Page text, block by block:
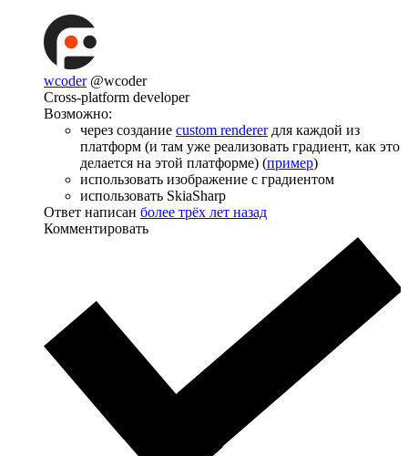
wcoder @wcoder
Cross-platform developer
Возможно:
через создание custom rendererдля каждой из
платформ (и там уже реализовать градиент, как это
делается на этой платформе) (пример)
использовать изображение с градиентом
использовать SkiaSharp
Ответ написан более трёх лет назад
Комментировать